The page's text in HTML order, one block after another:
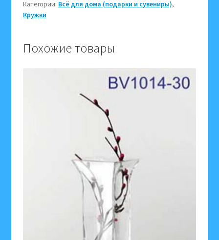
упаковке
коробке
161-
Категории: Всё для дома (подарки и сувениры),
Кружки
Похожие товары